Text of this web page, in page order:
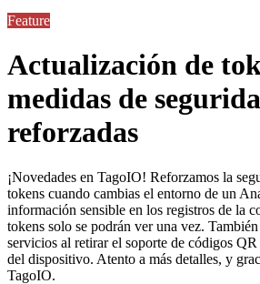
Feature
Actualización de
medidas de
reforzadas
¡Novedades en TagoIO! Reforzamos la
tokens cuando cambias el entorno de un
información sensible en los registros de la
tokens solo se podrán ver una vez.
servicios al retirar el soporte de códigos
del dispositivo. Atento a más detalles, y
TagoIO.